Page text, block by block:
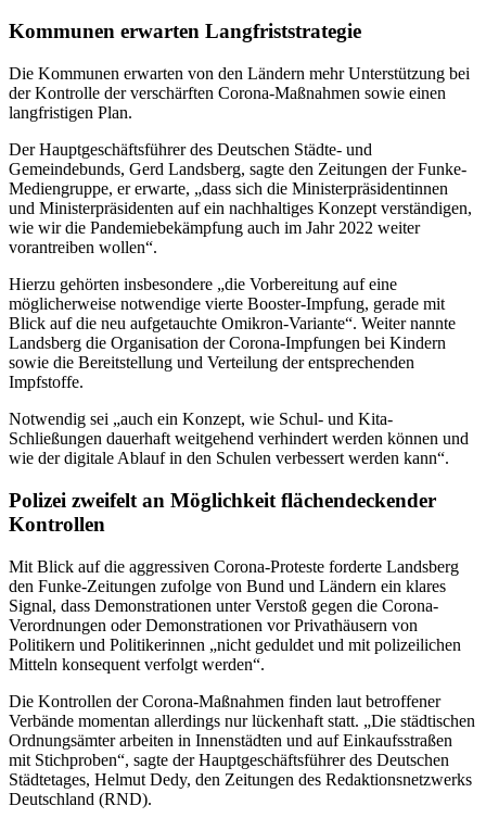
Kommunen erwarten Langfriststrategie
Die Kommunen erwarten von den Ländern mehr Unterstützung bei
der Kontrolle der verschärften Corona-Maßnahmen sowie einen
langfristigen Plan.
Der Hauptgeschäftsführer des Deutschen Städte- und
Gemeindebunds, Gerd Landsberg, sagte den Zeitungen der Funke-
Mediengruppe, er erwarte, „dass sich die Ministerpräsidentinnen
und Ministerpräsidenten auf ein nachhaltiges Konzept verständigen,
wie wir die Pandemiebekämpfung auch im Jahr 2022 weiter
vorantreiben wollen“.
Hierzu gehörten insbesondere „die Vorbereitung auf eine
möglicherweise notwendige vierte Booster-Impfung, gerade mit
Blick auf die neu aufgetauchte Omikron-Variante“. Weiter nannte
Landsberg die Organisation der Corona-Impfungen bei Kindern
sowie die Bereitstellung und Verteilung der entsprechenden
Impfstoffe.
Notwendig sei „auch ein Konzept, wie Schul- und Kita-
Schließungen dauerhaft weitgehend verhindert werden können und
wie der digitale Ablauf in den Schulen verbessert werden kann“.
Polizei zweifelt an Möglichkeit flächendeckender
Kontrollen
Mit Blick auf die aggressiven Corona-Proteste forderte Landsberg
den Funke-Zeitungen zufolge von Bund und Ländern ein klares
Signal, dass Demonstrationen unter Verstoß gegen die Corona-
Verordnungen oder Demonstrationen vor Privathäusern von
Politikern und Politikerinnen „nicht geduldet und mit polizeilichen
Mitteln konsequent verfolgt werden“.
Die Kontrollen der Corona-Maßnahmen finden laut betroffener
Verbände momentan allerdings nur lückenhaft statt. „Die städtischen
Ordnungsämter arbeiten in Innenstädten und auf Einkaufsstraßen
mit Stichproben“, sagte der Hauptgeschäftsführer des Deutschen
Städtetages, Helmut Dedy, den Zeitungen des Redaktionsnetzwerks
Deutschland (RND).